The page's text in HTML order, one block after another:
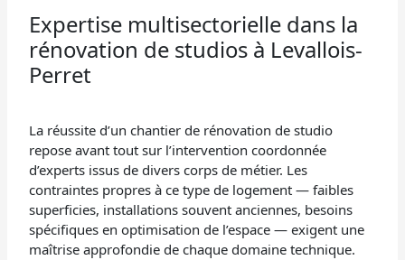
Expertise multisectorielle dans la
rénovation de studios à Levallois-
Perret
La réussite d’un chantier de rénovation de studio
repose avant tout sur l’intervention coordonnée
d’experts issus de divers corps de métier. Les
contraintes propres à ce type de logement — faibles
superficies, installations souvent anciennes, besoins
spécifiques en optimisation de l’espace — exigent une
maîtrise approfondie de chaque domaine technique.